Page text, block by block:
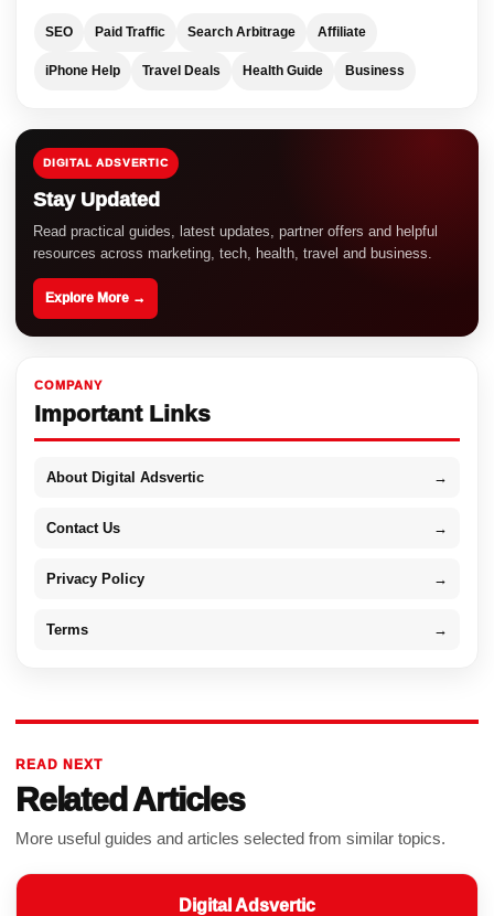
SEO Paid Traffic Search Arbitrage Affiliate
iPhone Help Travel Deals Health Guide Business
DIGITAL ADSVERTIC
Stay Updated
Read practical guides, latest updates, partner offers and helpful
resources across marketing, tech, health, travel and business.
Explore More →
COMPANY
Important Links
About Digital Adsvertic →
Contact Us →
Privacy Policy →
Terms →
READ NEXT
Related Articles
More useful guides and articles selected from similar topics.
Digital Adsvertic